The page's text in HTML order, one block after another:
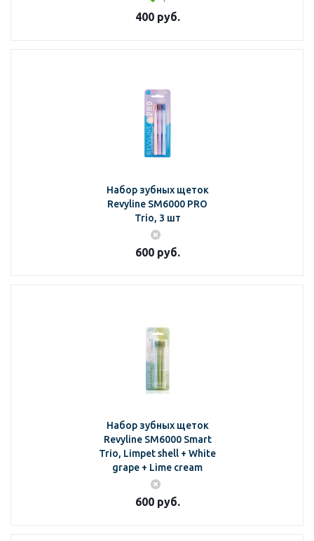
400руб.
Набор зубных щеток
Revyline SM6000 PRO
Trio, 3 шт
600руб.
Набор зубных щеток
Revyline SM6000 Smart
Trio, Limpet shell + White
grape + Lime cream
600руб.